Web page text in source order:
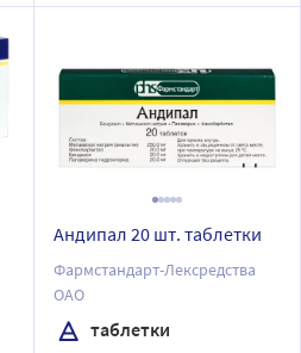
Андипал 20 шт. таблетки
Фармстандарт-Лексредства
ОАО
таблетки